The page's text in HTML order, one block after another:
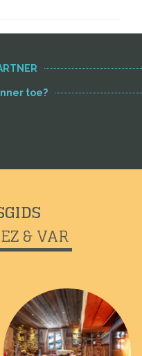
toe?
& VAR